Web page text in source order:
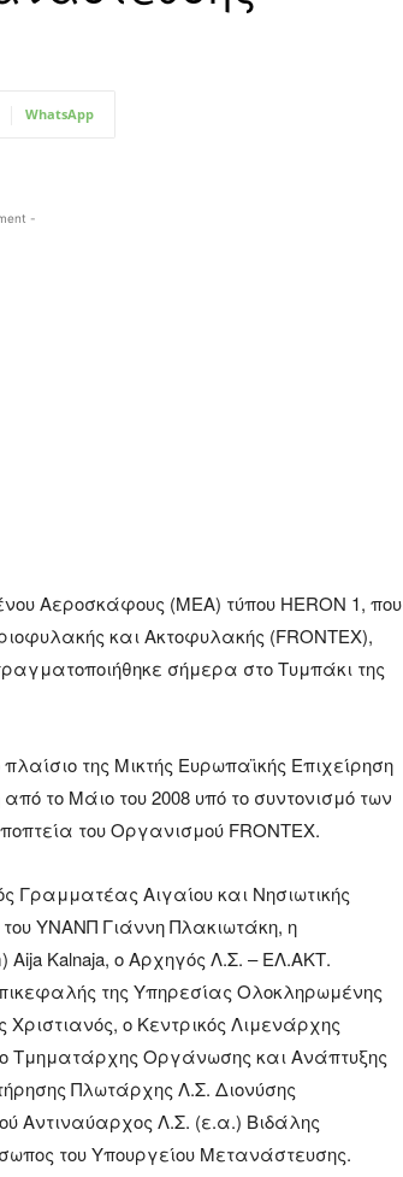
WhatsApp
-
Αεροσκάφους (ΜΕΑ) τύπου HERON 1, που
και Ακτοφυλακής (FRONTEX),
σήμερα στο Τυμπάκι της
της Μικτής Ευρωπαϊκής Επιχείρηση
το Μάιο του 2008 υπό το συντονισμό των
του Οργανισμού FRONTEX.
Γραμματέας Αιγαίου και Νησιωτικής
ΥΝΑΝΠ Γιάννη Πλακιωτάκη, η
Aija Kalnaja, o Αρχηγός Λ.Σ. – ΕΛ.ΑΚΤ.
της Υπηρεσίας Ολοκληρωμένης
ο Κεντρικός Λιμενάρχης
ο Τμηματάρχης Οργάνωσης και Ανάπτυξης
Πλωτάρχης Λ.Σ. Διονύσης
Αντιναύαρχος Λ.Σ. (ε.α.) Βιδάλης
του Υπουργείου Μετανάστευσης.